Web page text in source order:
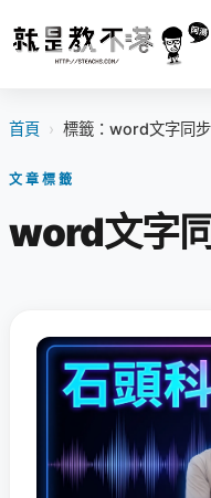
首頁 › 標籤：word文字同步
文章標籤
word文字